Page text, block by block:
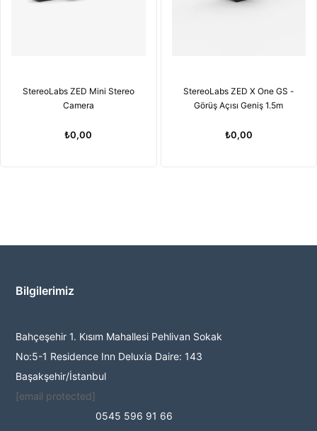
StereoLabs ZED Mini Stereo
Camera
₺0,00
StereoLabs ZED X One GS -
Görüş Açısı Geniş 1.5m
₺0,00
Bilgilerimiz
Bahçeşehir 1. Kısım Mahallesi Pehlivan Sokak
No:5-1 Residence Inn Deluxia Daire: 143
Başakşehir/İstanbul
[email protected]
0545 596 91 66